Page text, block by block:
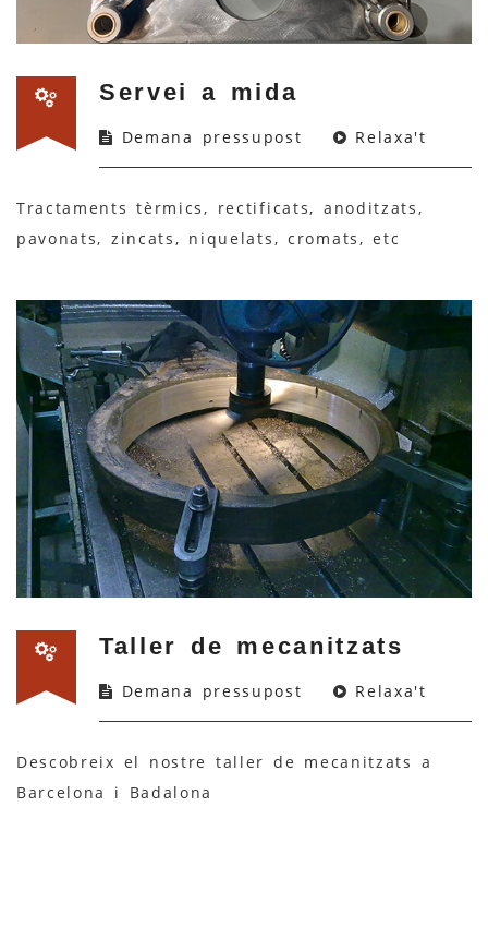
Servei a mida
Demana pressupost Relaxa't
Tractaments tèrmics, rectificats, anoditzats,
pavonats, zincats, niquelats, cromats, etc
Taller de mecanitzats
Demana pressupost Relaxa't
Descobreix el nostre taller de mecanitzats a
Barcelona i Badalona